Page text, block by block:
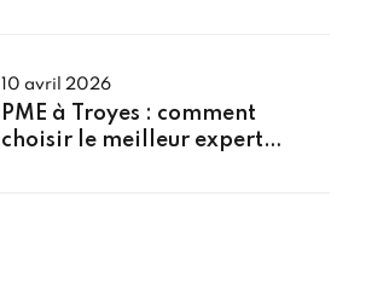
10 avril 2026
PME à Troyes : comment
choisir le meilleur expert